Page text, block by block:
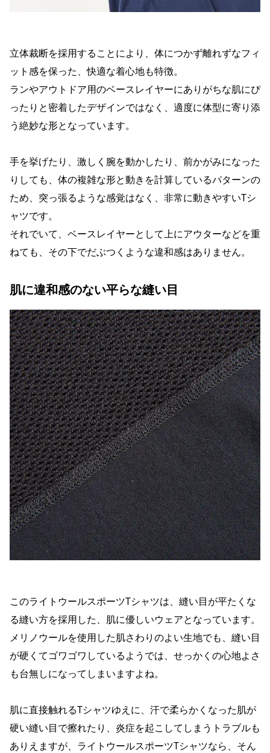
立体裁断を採用することにより、体につかず離れずなフィ
ット感を保った、快適な着心地も特徴。
ランやアウトドア用のベースレイヤーにありがちな肌にぴ
ったりと密着したデザインではなく、適度に体型に寄り添
う絶妙な形となっています。
手を挙げたり、激しく腕を動かしたり、前かがみになった
りしても、体の複雑な形と動きを計算しているパターンの
ため、突っ張るような感覚はなく、非常に動きやすいTシ
ャツです。
それでいて、ベースレイヤーとして上にアウターなどを重
ねても、その下でだぶつくような違和感はありません。
肌に違和感のない平らな縫い目
このライトウールスポーツTシャツは、縫い目が平たくな
る縫い方を採用した、肌に優しいウェアとなっています。
メリノウールを使用した肌さわりのよい生地でも、縫い目
が硬くてゴワゴワしているようでは、せっかくの心地よさ
も台無しになってしまいますよね。
肌に直接触れるTシャツゆえに、汗で柔らかくなった肌が
硬い縫い目で擦れたり、炎症を起こしてしまうトラブルも
ありえますが、ライトウールスポーツTシャツなら、そん